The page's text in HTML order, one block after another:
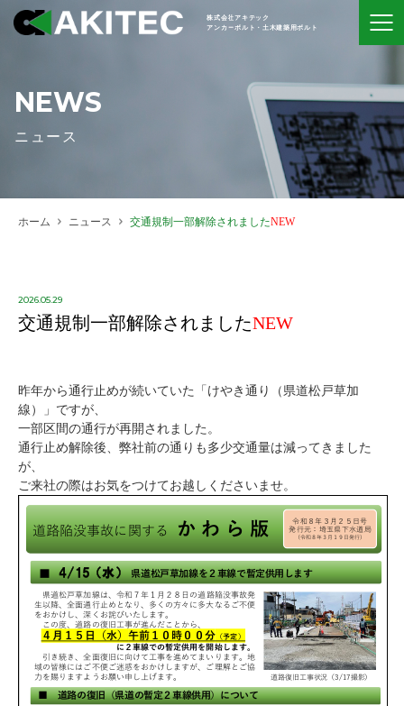
株式会社アキテック
アンカーボルト・土木建築用ボルト
NEWS
ニュース
ホーム ニュース 交通規制一部解除されましたNEW
2026.05.29
交通規制一部解除されましたNEW
昨年から通行止めが続いていた「けやき通り（県道松戸草加
線）」ですが、
一部区間の通行が再開されました。
通行止め解除後、弊社前の通りも多少交通量は減ってきました
が、
ご来社の際はお気をつけてお越しくださいませ。